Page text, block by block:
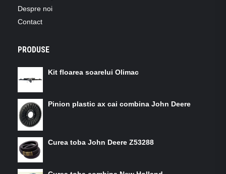
Despre noi
Contact
PRODUSE
Kit floarea soarelui Olimac
Pinion plastic ax cai combina John Deere
Curea toba John Deere Z53288